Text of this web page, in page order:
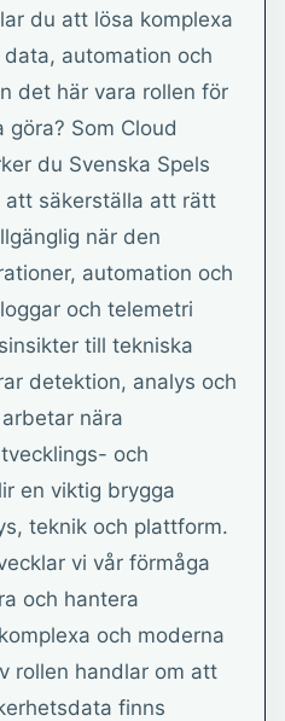
du att lösa komplexa
automation och
det här vara rollen för
Som Cloud
du Svenska Spels
att säkerställa att rätt
när den
automation och
och telemetri
till tekniska
detektion, analys och
nära
och
en viktig brygga
teknik och plattform.
vi vår förmåga
och hantera
och moderna
rollen handlar om att
finns